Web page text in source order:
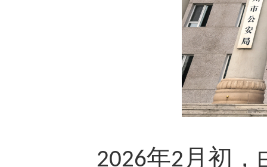
2026年2 月初